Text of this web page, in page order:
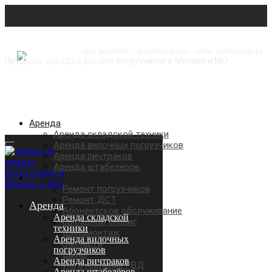
Продажа, аренда и ремонт погрузчиков в Москве и МО
Аренда
Аренда складской техники
Аренда вилочных погрузчиков
Аренда ричтраков
Аренда штабелёров
Ремонт
Ремонт погрузчиков
Ремонт ДСТ
Абонентское обслуживание
Выездной сервис
Шиномонтаж
Запчасти
Шины
Изготовление РВД
Аренда
Аренда складской
техники
Аренда вилочных
погрузчиков
Аренда ричтраков